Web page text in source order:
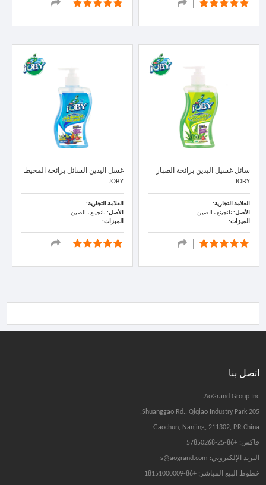
سائل غسيل اليدين برائحة الصبار
JOBY
العلامة التجارية:
الأصل: نانجينغ ، الصين
الميزات:
غسل اليدين السائل برائحة المحيط
JOBY
العلامة التجارية:
الأصل: نانجينغ ، الصين
الميزات:
اتصل بنا
AoGrand Group Inc.
205 Shuanggao Rd., Qiqiao Industry Park,
Gaochun, Nanjing, 211302, P.R.China
فاكس: +86-25-57850268
البريد الإلكتروني: s@aogrand.com
خطوط البيع المباشر: +86-18151000009